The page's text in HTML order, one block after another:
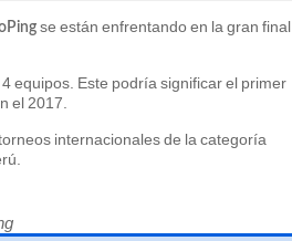
se están enfrentando en la gran final
equipos. Este podría significar el primer
el 2017.
internacionales de la categoría